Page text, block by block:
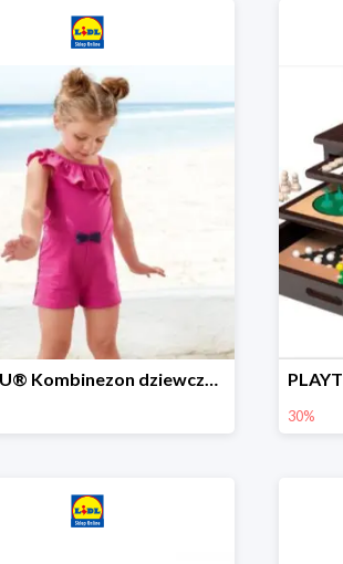
LUPILU® Kombinezon dziewczęcy z bawełny
30%